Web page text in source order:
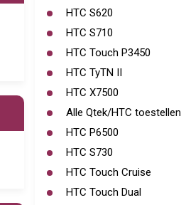
HTC S620
HTC S710
HTC Touch P3450
HTC TyTN II
HTC X7500
Alle Qtek/HTC toestellen
HTC P6500
HTC S730
HTC Touch Cruise
HTC Touch Dual